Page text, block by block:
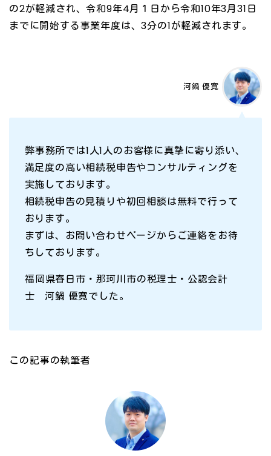
の2が軽減され、令和9年4月１日から令和10年3月31日
までに開始する事業年度は、3分の1が軽減されます。
河鍋 優寛
弊事務所では1人1人のお客様に真摯に寄り添い、
満足度の高い相続税申告やコンサルティングを
実施しております。
相続税申告の見積りや初回相談は無料で行って
おります。
まずは、お問い合わせページからご連絡をお待
ちしております。
福岡県春日市・那珂川市の税理士・公認会計
士 河鍋 優寛でした。
この記事の執筆者